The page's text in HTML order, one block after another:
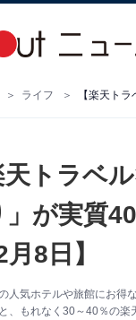
ライフ
天トラベ
」が実質
月8日】
人気ホテルや旅館にお得
、もれなく30～40％の